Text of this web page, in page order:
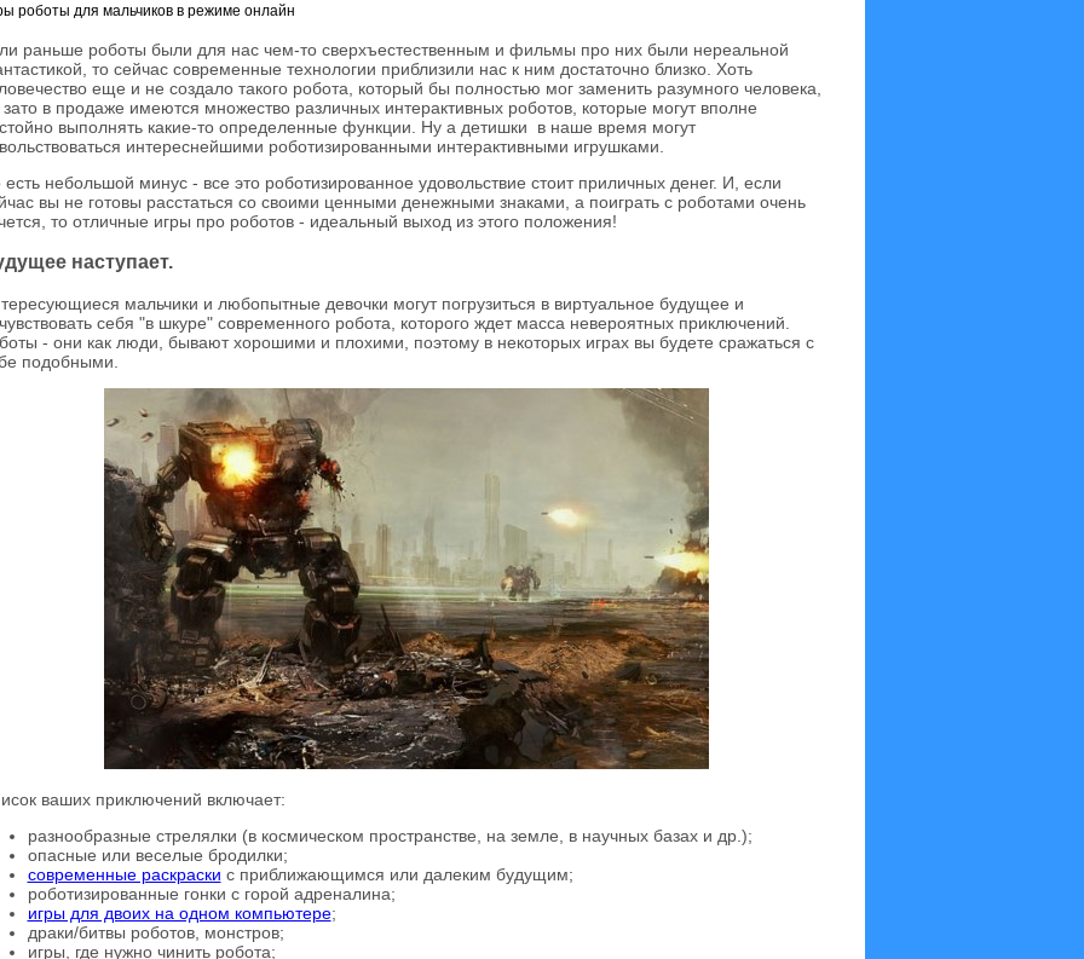
роботы для мальчиков в режиме онлайн
раньше роботы были для нас чем-то сверхъестественным и фильмы про них были нереальной
то сейчас современные технологии приблизили нас к ним достаточно близко. Хоть
еще и не создало такого робота, который бы полностью мог заменить разумного человека,
в продаже имеются множество различных интерактивных роботов, которые могут вполне
выполнять какие-то определенные функции. Ну а детишки в наше время могут
интереснейшими роботизированными интерактивными игрушками.
небольшой минус - все это роботизированное удовольствие стоит приличных денег. И, если
вы не готовы расстаться со своими ценными денежными знаками, а поиграть с роботами очень
то отличные игры про роботов - идеальный выход из этого положения!
наступает.
мальчики и любопытные девочки могут погрузиться в виртуальное будущее и
себя "в шкуре" современного робота, которого ждет масса невероятных приключений.
- они как люди, бывают хорошими и плохими, поэтому в некоторых играх вы будете сражаться с
подобными.
ваших приключений включает:
разнообразные стрелялки (в космическом пространстве, на земле, в научных базах и др.);
опасные или веселые бродилки;
современные раскраски с приближающимся или далеким будущим;
роботизированные гонки с горой адреналина;
игры для двоих на одном компьютере;
драки/битвы роботов, монстров;
игры, где нужно чинить робота;